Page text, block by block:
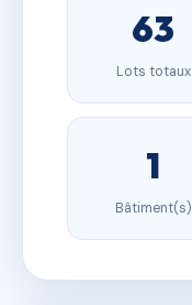
63
Lots totaux
1
Bâtiment(s)